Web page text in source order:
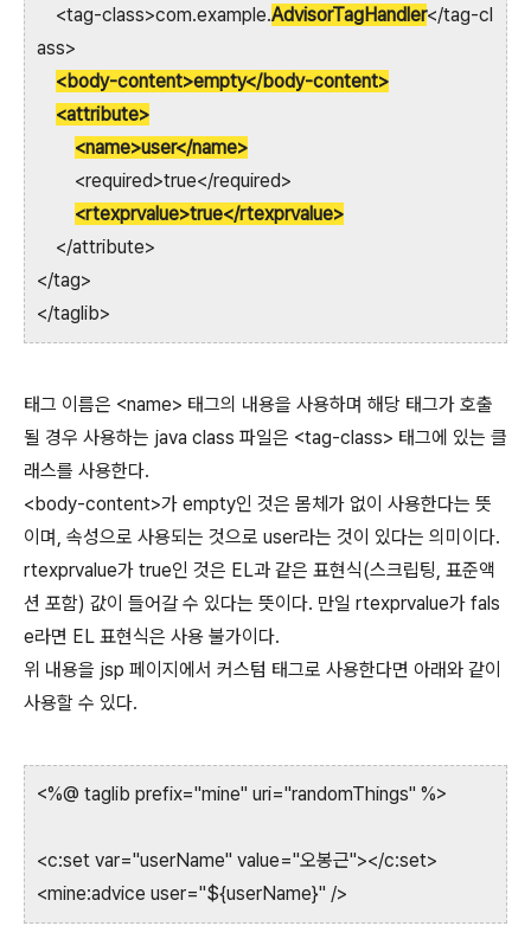
<tag-class>com.example.AdvisorTagHandler</tag-cl
ass>
<body-content>empty</body-content>
<attribute>
<name>user</name>
<required>true</required>
<rtexprvalue>true</rtexprvalue>
</attribute>
</tag>
</taglib>
태그 이름은 <name> 태그의 내용을 사용하며 해당 태그가 호출
될 경우 사용하는 java class 파일은 <tag-class> 태그에 있는 클
래스를 사용한다.
<body-content>가 empty인 것은 몸체가 없이 사용한다는 뜻
이며, 속성으로 사용되는 것으로 user라는 것이 있다는 의미이다.
rtexprvalue가 true인 것은 EL과 같은 표현식(스크립팅, 표준액
션 포함) 값이 들어갈 수 있다는 뜻이다. 만일 rtexprvalue가 fals
e라면 EL 표현식은 사용 불가이다.
위 내용을 jsp 페이지에서 커스텀 태그로 사용한다면 아래와 같이
사용할 수 있다.
<%@ taglib prefix="mine" uri="randomThings" %>
<c:set var="userName" value="오봉근"></c:set>
<mine:advice user="${userName}" />